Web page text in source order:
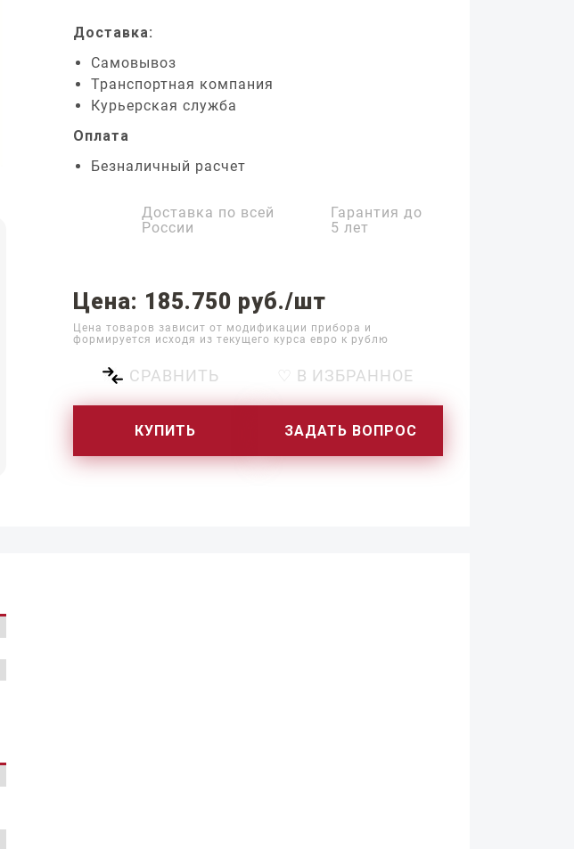
Доставка:
Самовывоз
Транспортная компания
Курьерская служба
Оплата
Безналичный расчет
Доставка по всей
России
Гарантия до
5 лет
Цена: 185.750 руб./шт
Цена товаров зависит от модификации прибора и
формируется исходя из текущего курса евро к рублю
СРАВНИТЬ ♡ В ИЗБРАННОЕ
КУПИТЬ ЗАДАТЬ ВОПРОС